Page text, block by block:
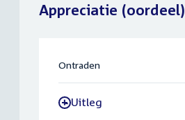
Appreciatie (oordeel)
Ontraden
-Uitleg